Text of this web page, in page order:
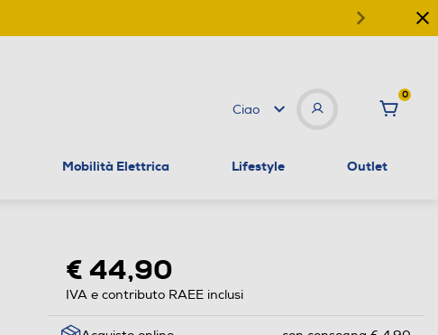
Ciao
0
Mobilità Elettrica Lifestyle Outlet
€ 44,90
IVA e contributo RAEE inclusi